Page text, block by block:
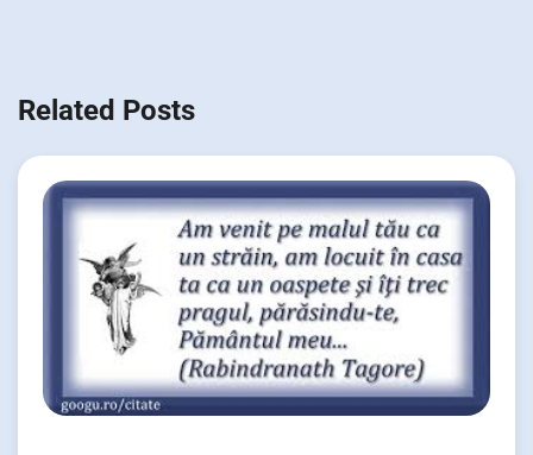
Related Posts